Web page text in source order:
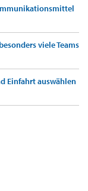
viele Teams
Einfahrt auswählen